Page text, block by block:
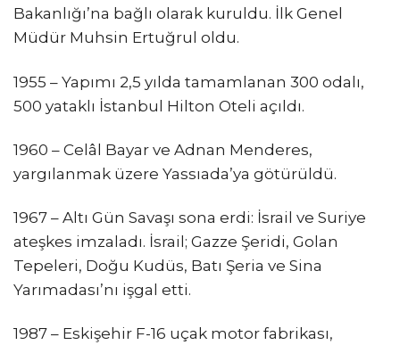
Bakanlığı’na bağlı olarak kuruldu. İlk Genel
Müdür Muhsin Ertuğrul oldu.
1955 – Yapımı 2,5 yılda tamamlanan 300 odalı,
500 yataklı İstanbul Hilton Oteli açıldı.
1960 – Celâl Bayar ve Adnan Menderes,
yargılanmak üzere Yassıada’ya götürüldü.
1967 – Altı Gün Savaşı sona erdi: İsrail ve Suriye
ateşkes imzaladı. İsrail; Gazze Şeridi, Golan
Tepeleri, Doğu Kudüs, Batı Şeria ve Sina
Yarımadası’nı işgal etti.
1987 – Eskişehir F-16 uçak motor fabrikası,